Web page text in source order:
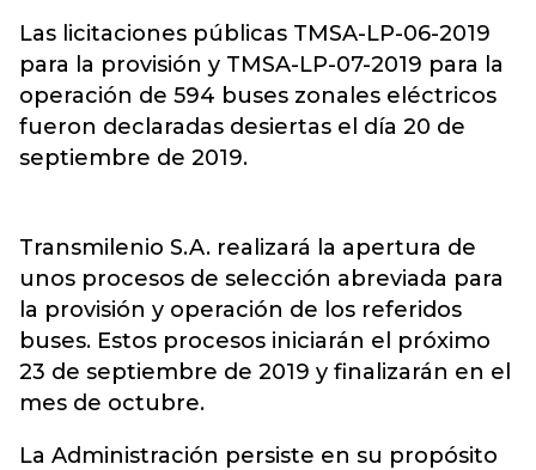
Las licitaciones públicas TMSA-LP-06-2019
para la provisión y TMSA-LP-07-2019 para la
operación de 594 buses zonales eléctricos
fueron declaradas desiertas el día 20 de
septiembre de 2019.
Transmilenio S.A. realizará la apertura de
unos procesos de selección abreviada para
la provisión y operación de los referidos
buses. Estos procesos iniciarán el próximo
23 de septiembre de 2019 y finalizarán en el
mes de octubre.
La Administración persiste en su propósito